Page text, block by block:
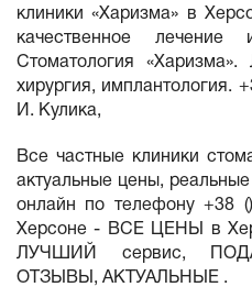
клиники «Харизма» в
качественное лечение
Стоматология «Харизма».
хирургия, имплантология.
И. Кулика,
Все частные клиники
актуальные цены,
онлайн по телефону +38
Херсоне - ВСЕ ЦЕНЫ в
ЛУЧШИЙ сервис,
ОТЗЫВЫ, АКТУАЛЬНЫЕ .